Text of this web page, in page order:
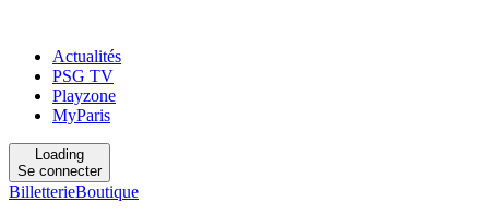
Actualités
PSG TV
Playzone
MyParis
Loading
Se connecter
BilletterieBoutique